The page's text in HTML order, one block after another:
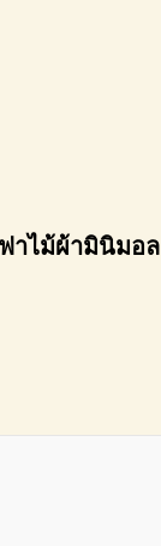
าไม้ผ้ามินิมอล